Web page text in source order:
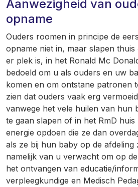
Aanwezigheid van
opname
Ouders roomen in principe de
opname niet in, maar slapen
er plek is, in het Ronald Mc
bedoeld om u als ouders en uw
komen en om ontstane patronen
zien dat ouders vaak erg
vanwege het vele huilen van hun
te gaan slapen of in het RmD
energie opdoen die ze dan
als ze bij hun baby op de afdeling
namelijk van u verwacht om op
het ontvangen van educatie/
verpleegkundige en Medisch